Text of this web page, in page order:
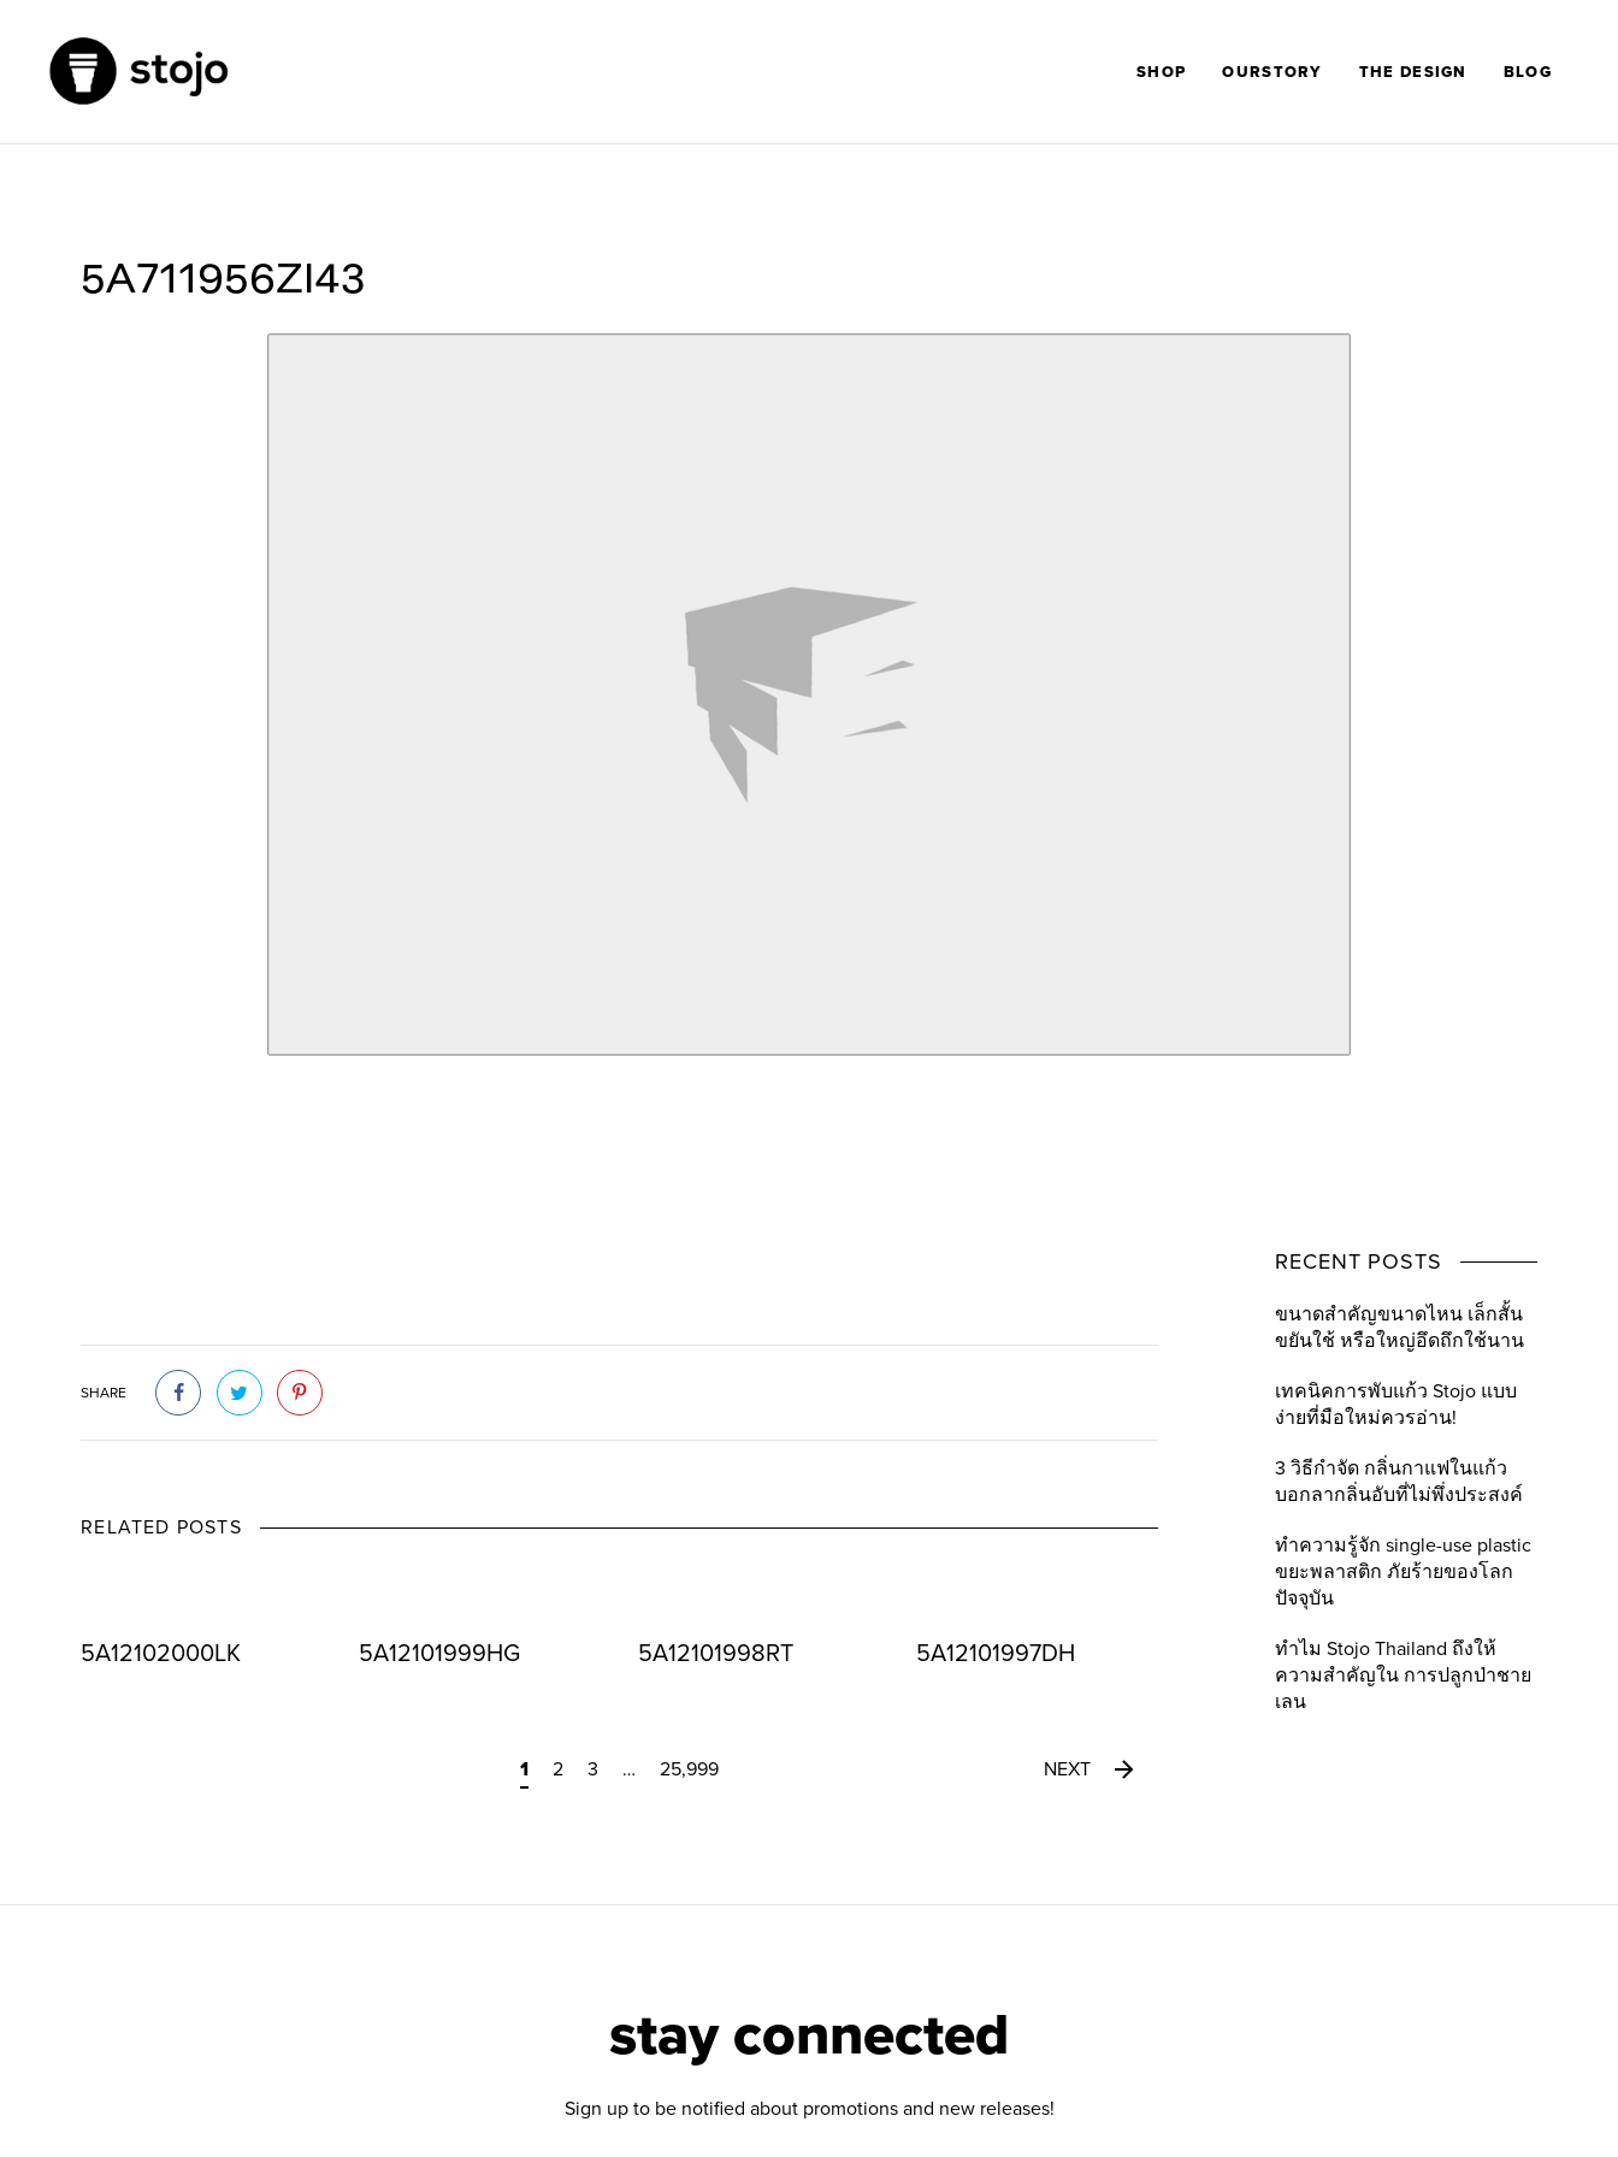
SHOP OURSTORY THE DESIGN BLOG
5A711956ZI43
SHARE
RELATED POSTS
5A12102000LK 5A12101999HG 5A12101998RT 5A12101997DH
1 2 3 … 25,999 NEXT
RECENT POSTS
ขนาดสำคัญขนาดไหน เล็กสั้น
ขยันใช้ หรือใหญ่อึดถึกใช้นาน
เทคนิคการพับแก้ว Stojo แบบ
ง่ายที่มือใหม่ควรอ่าน!
3 วิธีกำจัด กลิ่นกาแฟในแก้ว
บอกลากลิ่นอับที่ไม่พึ่งประสงค์
ทำความรู้จัก single-use plastic
ขยะพลาสติก ภัยร้ายของโลก
ปัจจุบัน
ทำไม Stojo Thailand ถึงให้
ความสำคัญใน การปลูกป่าชาย
เลน
stay connected
Sign up to be notified about promotions and new releases!